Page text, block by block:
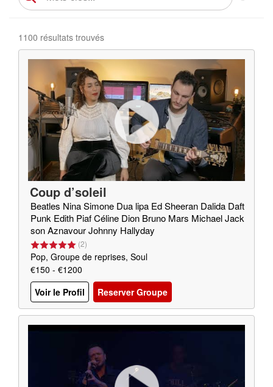
1100 résultats trouvés
Coup d’soleil
Beatles Nina Simone Dua lipa Ed Sheeran Dalida Daft
Punk Edith Piaf Céline Dion Bruno Mars Michael Jack
son Aznavour Johnny Hallyday
(2)
Pop, Groupe de reprises, Soul
€150 - €1200
Voir le Profil
Reserver Groupe